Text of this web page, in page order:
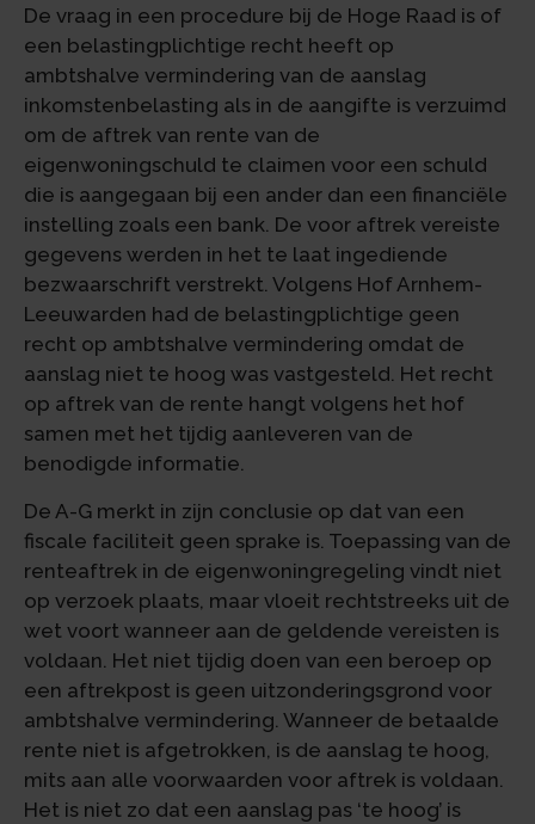
De vraag in een procedure bij de Hoge Raad is of
een belastingplichtige recht heeft op
ambtshalve vermindering van de aanslag
inkomstenbelasting als in de aangifte is verzuimd
om de aftrek van rente van de
eigenwoningschuld te claimen voor een schuld
die is aangegaan bij een ander dan een financiële
instelling zoals een bank. De voor aftrek vereiste
gegevens werden in het te laat ingediende
bezwaarschrift verstrekt. Volgens Hof Arnhem-
Leeuwarden had de belastingplichtige geen
recht op ambtshalve vermindering omdat de
aanslag niet te hoog was vastgesteld. Het recht
op aftrek van de rente hangt volgens het hof
samen met het tijdig aanleveren van de
benodigde informatie.
De A-G merkt in zijn conclusie op dat van een
fiscale faciliteit geen sprake is. Toepassing van de
renteaftrek in de eigenwoningregeling vindt niet
op verzoek plaats, maar vloeit rechtstreeks uit de
wet voort wanneer aan de geldende vereisten is
voldaan. Het niet tijdig doen van een beroep op
een aftrekpost is geen uitzonderingsgrond voor
ambtshalve vermindering. Wanneer de betaalde
rente niet is afgetrokken, is de aanslag te hoog,
mits aan alle voorwaarden voor aftrek is voldaan.
Het is niet zo dat een aanslag pas ‘te hoog’ is